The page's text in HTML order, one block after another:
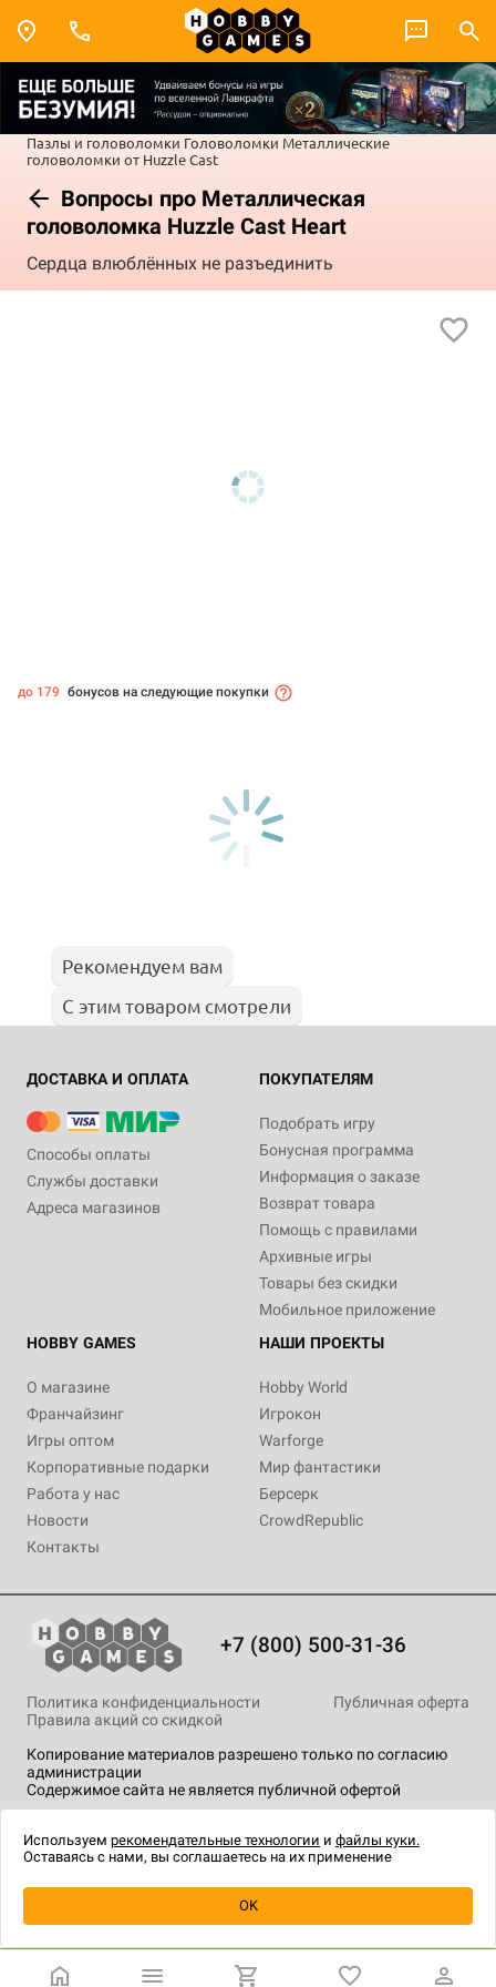
Пазлы и головоломки Головоломки Металлические
головоломки от Huzzle Cast
Вопросы про Металлическая
головоломка Huzzle Cast Heart
Сердца влюблённых не разъединить
Уведомить о наличии
до 179 бонусов на следующие покупки
Рекомендуем вам
С этим товаром смотрели
ДОСТАВКА И ОПЛАТА
Способы оплаты
Службы доставки
Адреса магазинов
ПОКУПАТЕЛЯМ
Подобрать игру
Бонусная программа
Информация о заказе
Возврат товара
Помощь с правилами
Архивные игры
Товары без скидки
Мобильное приложение
HOBBY GAMES
О магазине
Франчайзинг
Игры оптом
Корпоративные подарки
Работа у нас
Новости
Контакты
НАШИ ПРОЕКТЫ
Hobby World
Игрокон
Warforge
Мир фантастики
Берсерк
CrowdRepublic
+7 (800) 500-31-36
Копирование материалов разрешено только по согласию
администрации
Содержимое сайта не является публичной офертой
Политика конфиденциальности
Публичная оферта
Правила акций со скидкой
технологии.
Используем рекомендательные технологии и файлы куки.
Оставаясь с нами, вы соглашаетесь на их применение
OK